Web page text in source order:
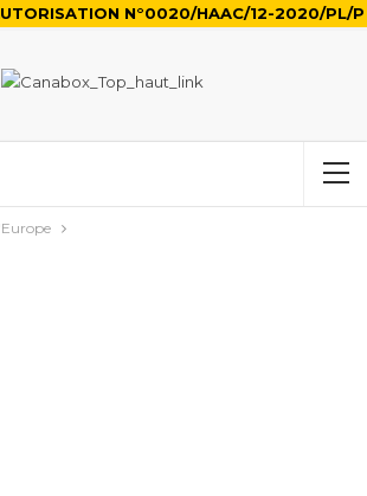
N°0020/HAAC/12-2020/PL/P